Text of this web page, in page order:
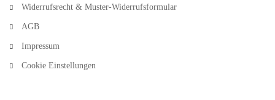
Widerrufsrecht & Muster-Widerrufsformular
AGB
Impressum
Cookie Einstellungen